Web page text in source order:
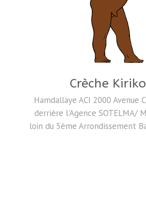
Crèche
Hamdallaye ACI 2000 Avenue
derrière l'Agence SOTELMA/
loin du 5ème Arrondissement